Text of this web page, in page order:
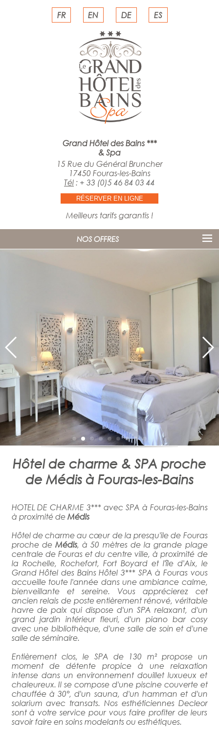
FR EN DE ES
Grand Hôtel des Bains ***
& Spa
15 Rue du Général Bruncher
17450 Fouras-les-Bains
Tél : + 33 (0)5 46 84 03 44
RÉSERVER EN LIGNE
Meilleurs tarifs garantis !
NOS OFFRES
Hôtel de charme & SPA proche
de Médis à Fouras-les-Bains
HOTEL DE CHARME 3*** avec SPA à Fouras-les-Bains
à proximité de Médis
Hôtel de charme au cœur de la presqu'ile de Fouras
proche de Médis, à 50 mètres de la grande plage
centrale de Fouras et du centre ville, à proximité de
la Rochelle, Rochefort, Fort Boyard et l'île d'Aix, le
Grand Hôtel des Bains Hôtel 3*** SPA à Fouras vous
accueille toute l'année dans une ambiance calme,
bienveillante et sereine. Vous apprécierez cet
ancien relais de poste entièrement rénové, véritable
havre de paix qui dispose d'un SPA relaxant, d'un
grand jardin intérieur fleuri, d'un piano bar cosy
avec une bibliothèque, d'une salle de soin et d'une
salle de séminaire.
Entièrement clos, le SPA de 130 m² propose un
moment de détente propice à une relaxation
intense dans un environnement douillet luxueux et
chaleureux. Il se compose d'une piscine couverte et
chauffée à 30°, d'un sauna, d'un hamman et d'un
solarium avec transats. Nos esthéticiennes Decleor
sont à votre service pour vous faire profiter de leurs
savoir faire en soins modelants ou esthétiques.